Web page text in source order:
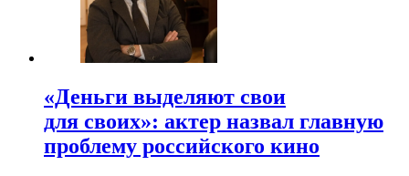
«Деньги выделяют свои
для своих»: актер назвал главную
проблему российского кино